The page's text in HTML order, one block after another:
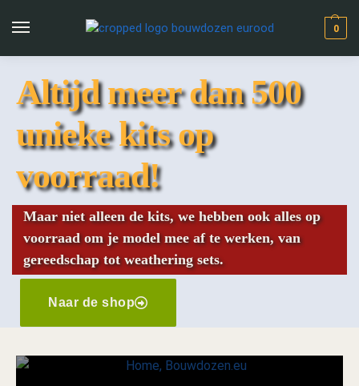
0
Altijd meer dan 500
unieke kits op
voorraad!
Maar niet alleen de kits, we hebben ook alles op
voorraad om je model mee af te werken, van
gereedschap tot weathering sets.
Naar de shop